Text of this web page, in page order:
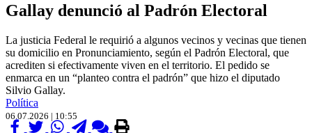
Gallay denunció al Padrón Electoral
La justicia Federal le requirió a algunos vecinos y vecinas que tienen
su domicilio en Pronunciamiento, según el Padrón Electoral, que
acrediten si efectivamente viven en el territorio. El pedido se
enmarca en un “planteo contra el padrón” que hizo el diputado
Silvio Gallay.
Política
06.07.2026 | 10:55